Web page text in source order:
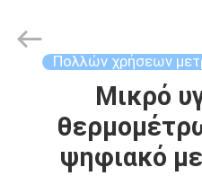
ΠΡΟΪΌΝΤΑ
Rights
Πολλών χρήσεων
Μικρό
ψηφιακό